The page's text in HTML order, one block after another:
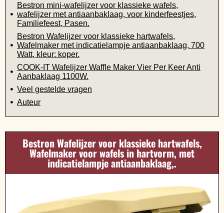
Bestron mini-wafelijzer voor klassieke wafels,
wafelijzer met antiaanbaklaag, voor kinderfeestjes,
Familiefeest, Pasen.
Bestron Wafelijzer voor klassieke hartwafels,
Wafelmaker met indicatielampje antiaanbaklaag, 700
Watt, kleur: koper.
COOK-IT Wafelijzer Waffle Maker Vier Per Keer Anti
Aanbaklaag 1100W.
Veel gestelde vragen
Auteur
Bestron Wafelijzer voor klassieke hartwafels,
Wafelmaker voor wafels in hartvorm, met
indicatielampje antiaanbaklaag,.